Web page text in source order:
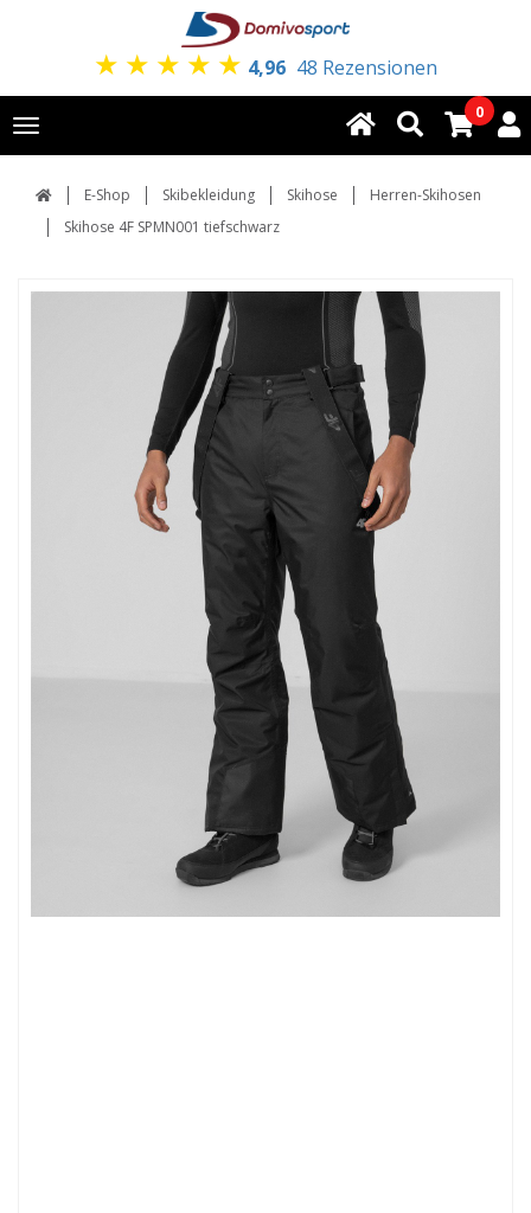
★ ★ ★ ★ ★ 4,96 48 Rezensionen
Toggle
navigation
0
E-Shop Skibekleidung Skihose
Herren-Skihosen
Skihose 4F SPMN001 tiefschwarz